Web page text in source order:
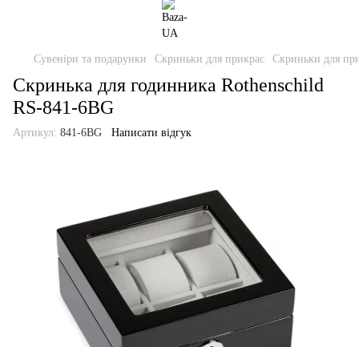
Сувеніри та подарунки Скриньки для прикрас Скриньки для
Скринька для годинника Rothenschild
RS-841-6BG
Артикул: 841-6BG Написати відгук